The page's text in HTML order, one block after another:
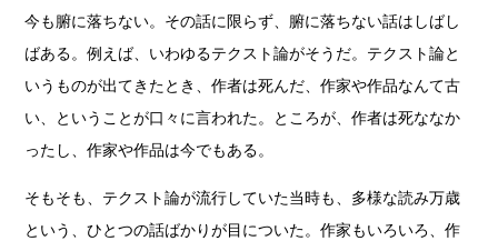
今も腑に落ちない。その話に限らず、腑に落ちない話はしばし
ばある。例えば、いわゆるテクスト論がそうだ。テクスト論と
いうものが出てきたとき、作者は死んだ、作家や作品なんて古
い、ということが口々に言われた。ところが、作者は死ななか
ったし、作家や作品は今でもある。
そもそも、テクスト論が流行していた当時も、多様な読み万歳
という、ひとつの話ばかりが目についた。作家もいろいろ、作